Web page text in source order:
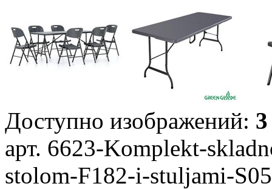
Доступно изображений: 3
арт. 6623-Komplekt-
stolom-F182-i-stuljami-